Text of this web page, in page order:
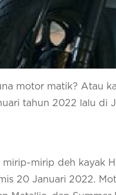
motor matik? Atau
tahun 2022 lalu di
mirip deh kayak
20 Januari 2022.